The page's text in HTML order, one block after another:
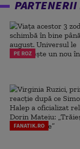
PE ROZ
FANATIK.RO